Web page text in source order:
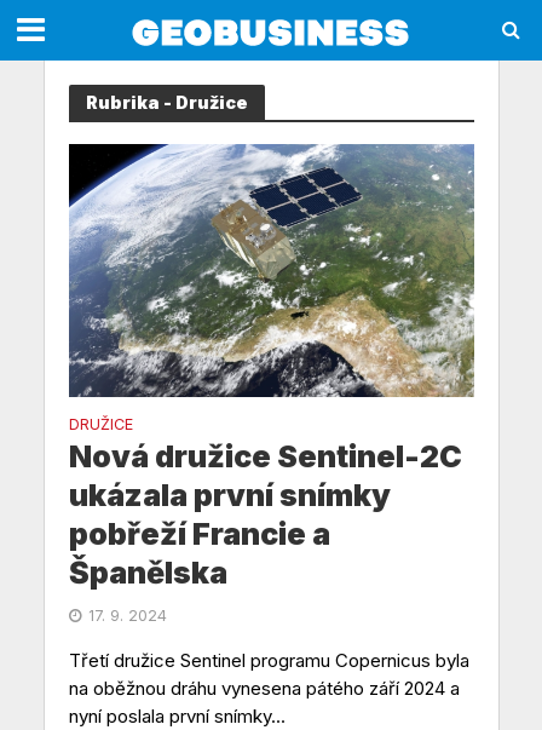
Rubrika - Družice
DRUŽICE
Nová družice Sentinel-2C
ukázala první snímky
pobřeží Francie a
Španělska
17. 9. 2024
Třetí družice Sentinel programu Copernicus byla
na oběžnou dráhu vynesena pátého září 2024 a
nyní poslala první snímky...